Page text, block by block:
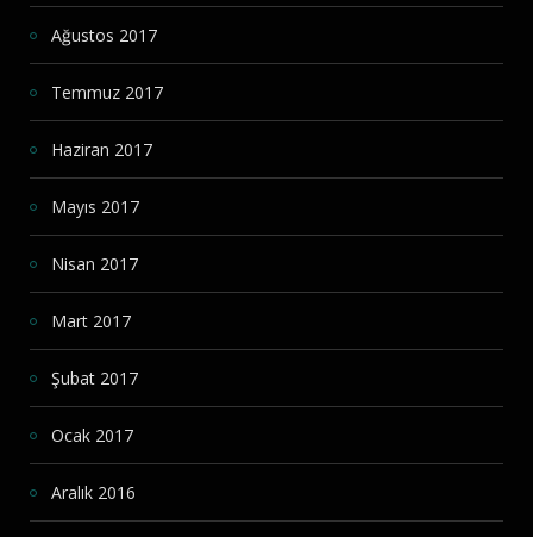
Ağustos 2017
Temmuz 2017
Haziran 2017
Mayıs 2017
Nisan 2017
Mart 2017
Şubat 2017
Ocak 2017
Aralık 2016